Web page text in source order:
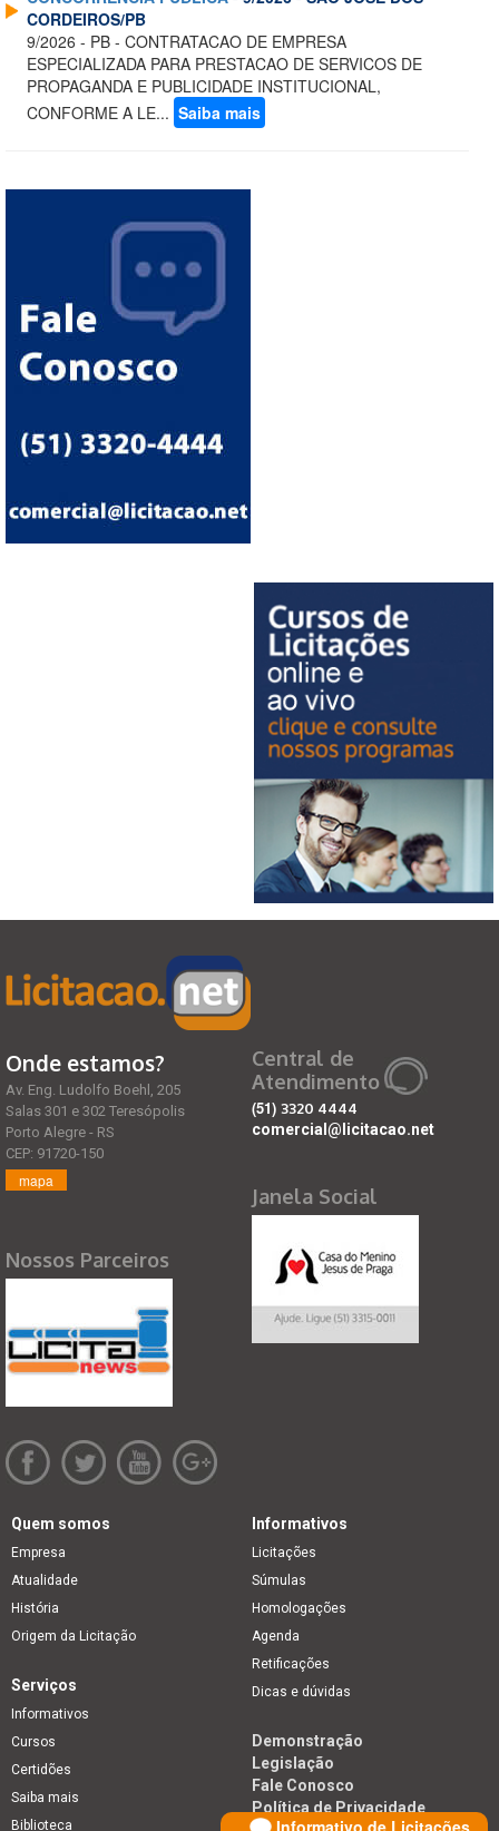
CORDEIROS/PB
9/2026 - PB - CONTRATACAO DE EMPRESA
ESPECIALIZADA PARA PRESTACAO DE SERVICOS DE
PROPAGANDA E PUBLICIDADE INSTITUCIONAL,
CONFORME A LE... Saiba mais
Informativo de Licitações
Onde estamos?
Av. Eng. Ludolfo Boehl, 205
Salas 301 e 302 Teresópolis
Porto Alegre - RS
CEP: 91720-150
mapa
Nossos Parceiros
Central de
Atendimento
(51) 3320 4444
comercial@licitacao.net
Janela Social
Quem somos
Empresa
Atualidade
História
Origem da Licitação
Informativos
Licitações
Súmulas
Homologações
Agenda
Retificações
Dicas e dúvidas
Serviços
Informativos
Cursos
Certidões
Saiba mais
Biblioteca
Demonstração
Legislação
Fale Conosco
Política de Privacidade